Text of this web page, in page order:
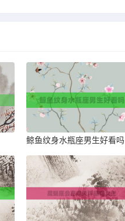
鲸鱼纹身水瓶座男生好看吗